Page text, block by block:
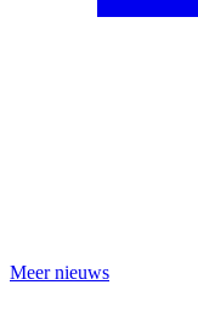
Meer nieuws